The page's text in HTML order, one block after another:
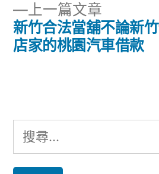
導
覽
上一篇文章
一
篇
新竹合法當舖不論新
店家的桃園汽車借款
搜
尋